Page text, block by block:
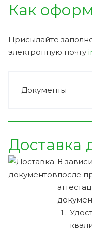
Как
Присылайте
электронную почту
Документы
Доставка
В
после